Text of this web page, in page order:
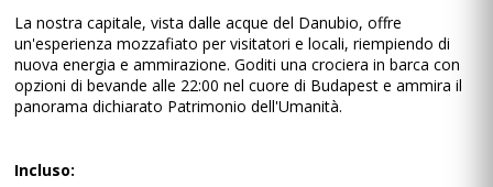
La nostra capitale, vista dalle acque del Danubio, offre
un'esperienza mozzafiato per visitatori e locali, riempiendo di
nuova energia e ammirazione. Goditi una crociera in barca con
opzioni di bevande alle 22:00 nel cuore di Budapest e ammira il
panorama dichiarato Patrimonio dell'Umanità.
Incluso: